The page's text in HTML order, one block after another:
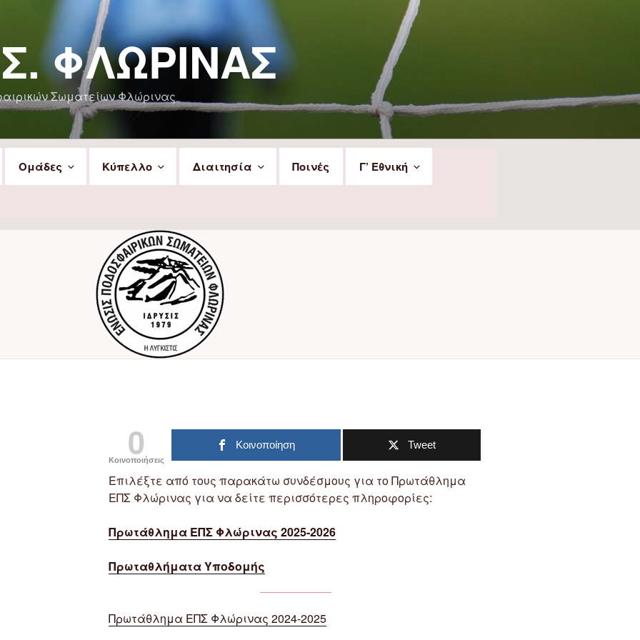
ΦΛΏΡΙΝΑΣ
Σωματείων Φλώρινας
Ομάδες Κύπελλο Διαιτησία Ποινές Γ’ Εθνική
0
Κοινοποιήσεις
Κοινοποίηση Tweet
Επιλέξτε από τους παρακάτω συνδέσμους για το Πρωτάθλημα
ΕΠΣ Φλώρινας για να δείτε περισσότερες πληροφορίες:
Πρωτάθλημα ΕΠΣ Φλώρινας 2025-2026
Πρωταθλήματα Υποδομής
Πρωτάθλημα ΕΠΣ Φλώρινας 2024-2025